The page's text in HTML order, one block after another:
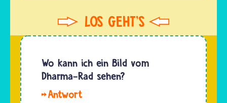
Wo kann ich ein Bild vom
Dharma-Rad sehen?